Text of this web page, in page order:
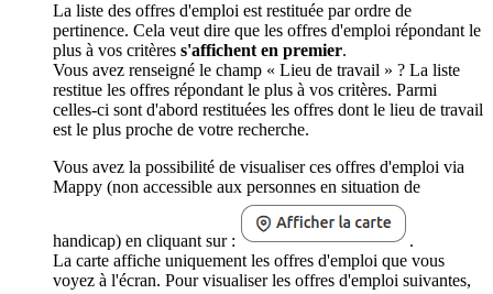
La liste des offres d'emploi est restituée par ordre de
pertinence. Cela veut dire que les offres d'emploi répondant le
plus à vos critères s'affichent en premier.
Vous avez renseigné le champ « Lieu de travail » ? La liste
restitue les offres répondant le plus à vos critères. Parmi
celles-ci sont d'abord restituées les offres dont le lieu de travail
est le plus proche de votre recherche.
Vous avez la possibilité de visualiser ces offres d'emploi via
Mappy (non accessible aux personnes en situation de
handicap) en cliquant sur :
.
La carte affiche uniquement les offres d'emploi que vous
voyez à l'écran. Pour visualiser les offres d'emploi suivantes,